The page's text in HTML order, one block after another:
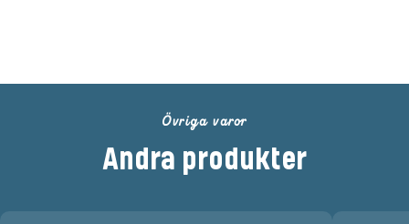
Övriga varor
Andra produkter